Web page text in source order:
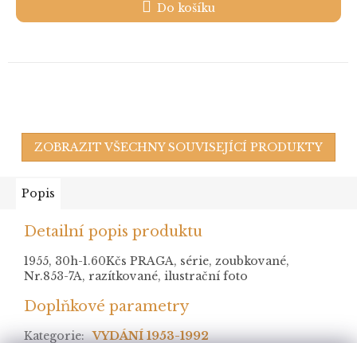
Do košíku
ZOBRAZIT VŠECHNY SOUVISEJÍCÍ PRODUKTY
Popis
Detailní popis produktu
1955, 30h-1.60Kčs PRAGA, série, zoubkované,
Nr.853-7A, razítkované, ilustrační foto
Doplňkové parametry
Kategorie: VYDÁNÍ 1953-1992